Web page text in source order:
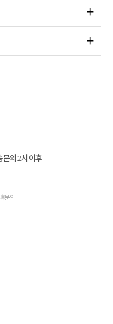
문의 2시 이후
문의